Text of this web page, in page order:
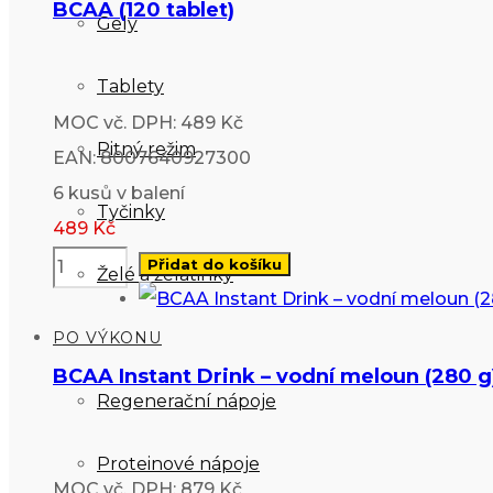
Gely
Tablety
Pitný režim
Tyčinky
Želé a želatinky
PO VÝKONU
Regenerační nápoje
Proteinové nápoje
BCAA (120 tablet)
MOC vč. DPH: 489 Kč
EAN: 8007640927300
6 kusů v balení
489 Kč
Přidat do košíku
BCAA Instant Drink – vodní meloun (280